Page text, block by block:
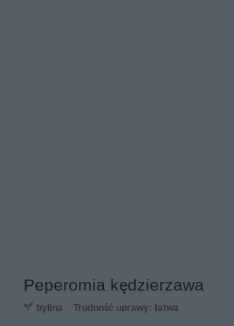
Peperomia kędzierzawa
bylina Trudność uprawy: łatwa